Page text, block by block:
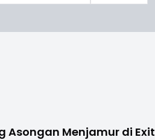
Asongan Menjamur di Exit